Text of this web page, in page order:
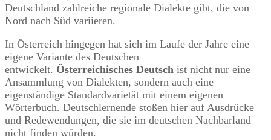
Deutschland zahlreiche regionale Dialekte gibt, die von
Nord nach Süd variieren.
In Österreich hingegen hat sich im Laufe der Jahre eine
eigene Variante des Deutschen
entwickelt. Österreichisches Deutsch ist nicht nur eine
Ansammlung von Dialekten, sondern auch eine
eigenständige Standardvarietät mit einem eigenen
Wörterbuch. Deutschlernende stoßen hier auf Ausdrücke
und Redewendungen, die sie im deutschen Nachbarland
nicht finden würden.